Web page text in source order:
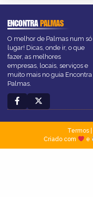
ENCONTRAPALMAS
O melhor de Palmas num só
lugar! Dicas, onde ir, o que
fazer, as melhores
empresas, locais, serviços e
muito mais no guia Encontra
Palmas.
Termos|
Criado com
e